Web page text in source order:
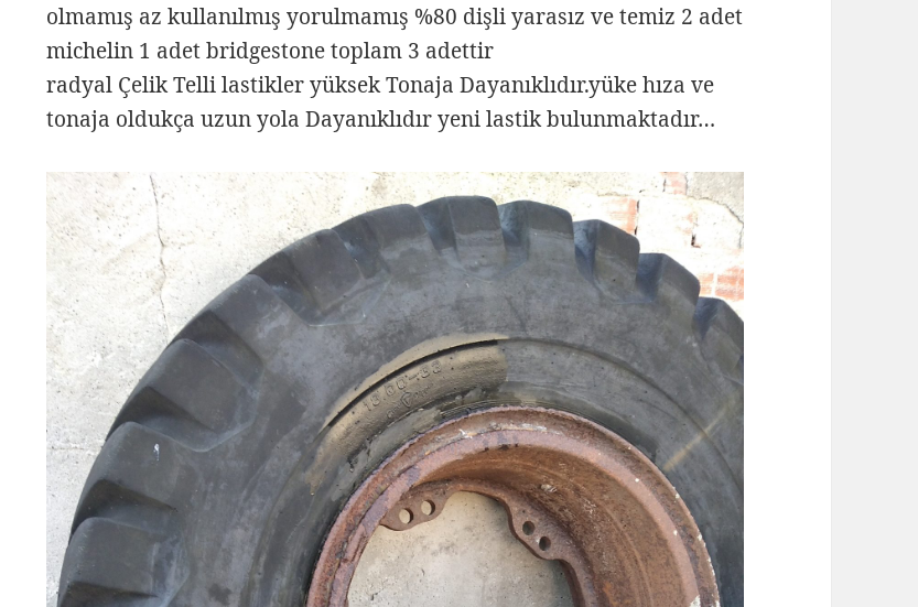
olmamış az kullanılmış yorulmamış %80 dişli yarasız ve temiz 2 adet
michelin 1 adet bridgestone toplam 3 adettir
radyal Çelik Telli lastikler yüksek Tonaja Dayanıklıdır.yüke hıza ve
tonaja oldukça uzun yola Dayanıklıdır yeni lastik bulunmaktadır…